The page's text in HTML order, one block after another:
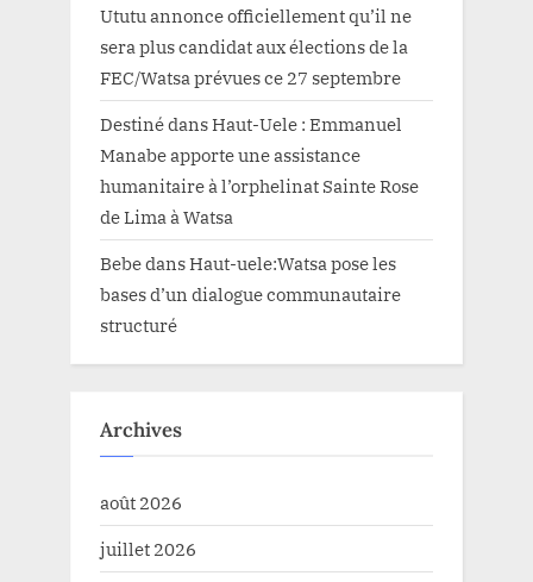
Ututu annonce officiellement qu’il ne
sera plus candidat aux élections de la
FEC/Watsa prévues ce 27 septembre
DestinédansHaut-Uele : Emmanuel
Manabe apporte une assistance
humanitaire à l’orphelinat Sainte Rose
de Lima à Watsa
BebedansHaut-uele:Watsa pose les
bases d’un dialogue communautaire
structuré
Archives
août 2026
juillet 2026